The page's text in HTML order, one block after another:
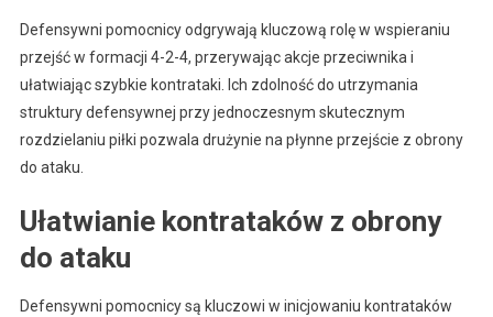
Defensywni pomocnicy odgrywają kluczową rolę w wspieraniu
przejść w formacji 4-2-4, przerywając akcje przeciwnika i
ułatwiając szybkie kontrataki. Ich zdolność do utrzymania
struktury defensywnej przy jednoczesnym skutecznym
rozdzielaniu piłki pozwala drużynie na płynne przejście z obrony
do ataku.
Ułatwianie kontrataków z obrony
do ataku
Defensywni pomocnicy są kluczowi w inicjowaniu kontrataków